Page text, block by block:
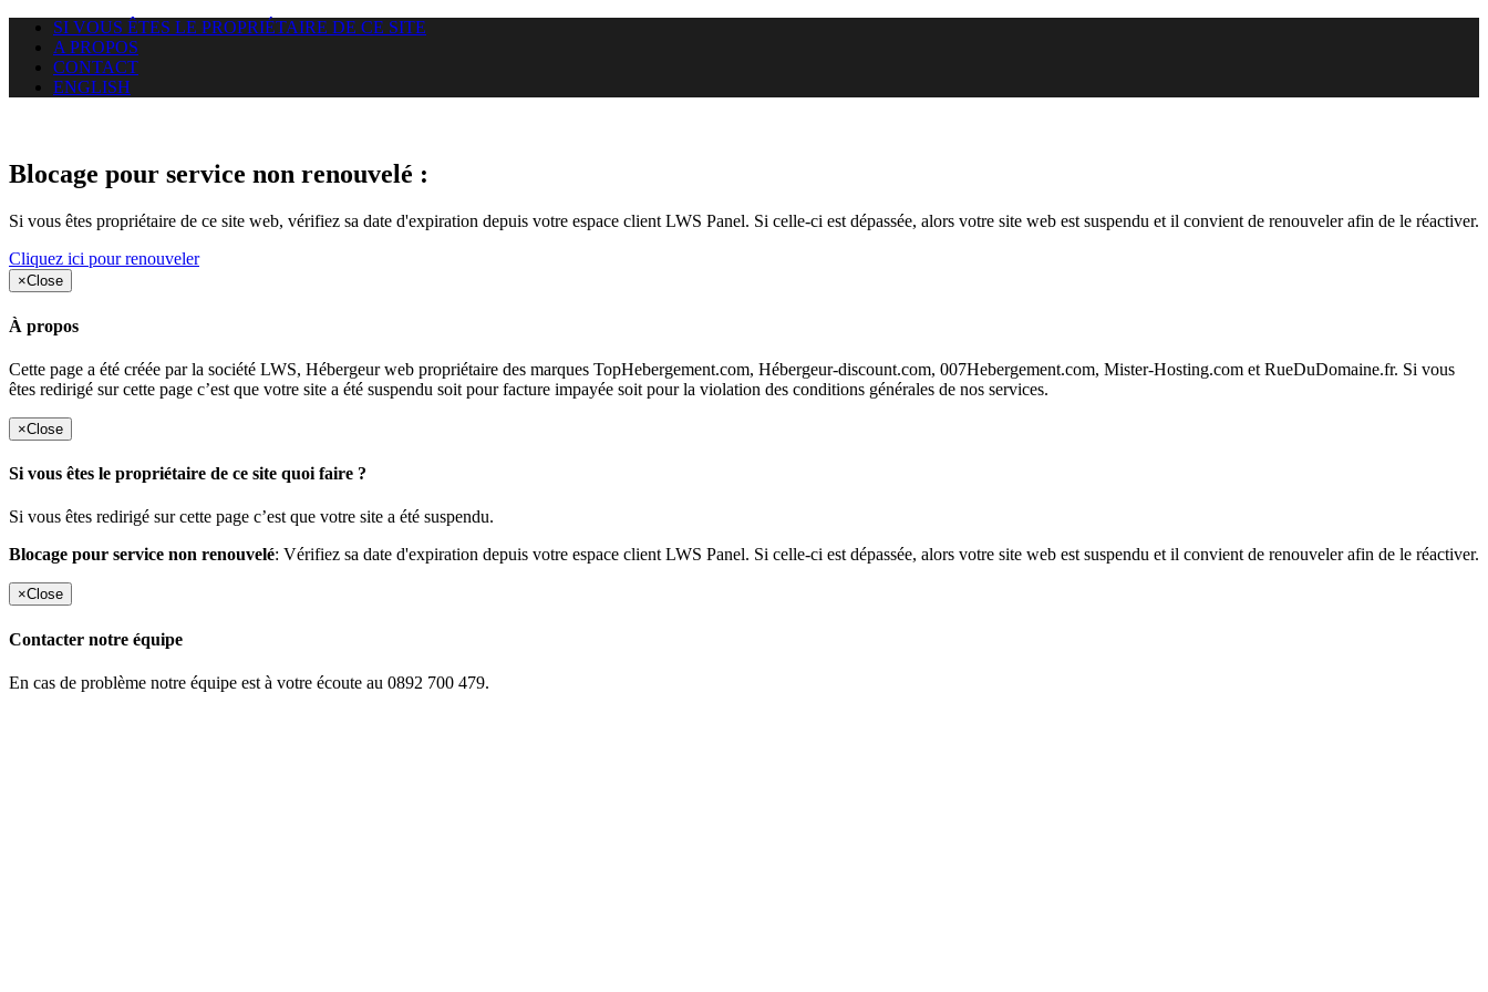
SI VOUS ÊTES LE PROPRIÉTAIRE DE CE SITE
A PROPOS
CONTACT
ENGLISH
Blocage pour service non renouvelé :
Si vous êtes propriétaire de ce site web, vérifiez sa date d'expiration depuis votre espace client LWS Panel. Si celle-ci est dépassée, alors votre site web est suspendu et il convient de renouveler afin de le réactiver.
Cliquez ici pour renouveler
×Close
À propos
Cette page a été créée par la société LWS, Hébergeur web propriétaire des marques TopHebergement.com, Hébergeur-discount.com, 007Hebergement.com, Mister-Hosting.com et RueDuDomaine.fr. Si vous
êtes redirigé sur cette page c’est que votre site a été suspendu soit pour facture impayée soit pour la violation des conditions générales de nos services.
×Close
Si vous êtes le propriétaire de ce site quoi faire ?
Si vous êtes redirigé sur cette page c’est que votre site a été suspendu.
Blocage pour service non renouvelé: Vérifiez sa date d'expiration depuis votre espace client LWS Panel. Si celle-ci est dépassée, alors votre site web est suspendu et il convient de renouveler afin de le réactiver.
×Close
Contacter notre équipe
En cas de problème notre équipe est à votre écoute au 0892 700 479.